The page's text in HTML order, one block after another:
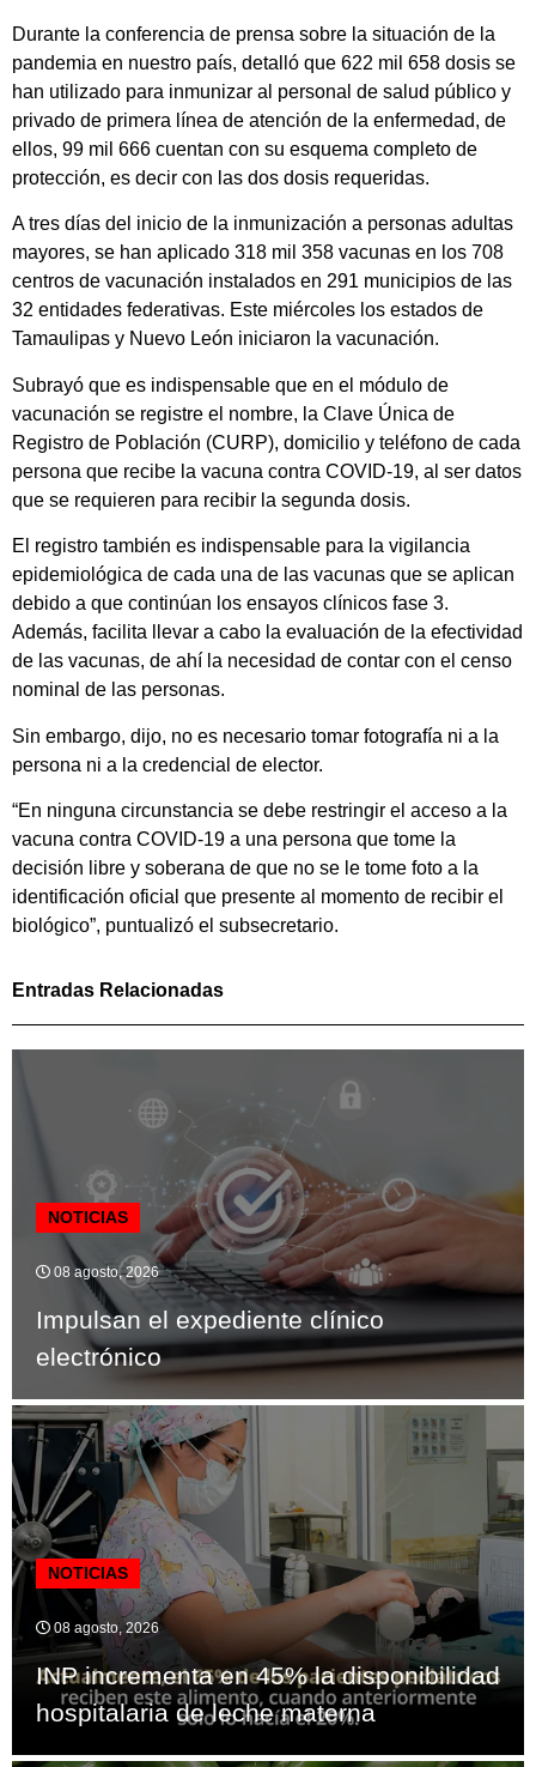
Durante la conferencia de prensa sobre la situación de la
pandemia en nuestro país, detalló que 622 mil 658 dosis se
han utilizado para inmunizar al personal de salud público y
privado de primera línea de atención de la enfermedad, de
ellos, 99 mil 666 cuentan con su esquema completo de
protección, es decir con las dos dosis requeridas.
A tres días del inicio de la inmunización a personas adultas
mayores, se han aplicado 318 mil 358 vacunas en los 708
centros de vacunación instalados en 291 municipios de las
32 entidades federativas. Este miércoles los estados de
Tamaulipas y Nuevo León iniciaron la vacunación.
Subrayó que es indispensable que en el módulo de
vacunación se registre el nombre, la Clave Única de
Registro de Población (CURP), domicilio y teléfono de cada
persona que recibe la vacuna contra COVID-19, al ser datos
que se requieren para recibir la segunda dosis.
El registro también es indispensable para la vigilancia
epidemiológica de cada una de las vacunas que se aplican
debido a que continúan los ensayos clínicos fase 3.
Además, facilita llevar a cabo la evaluación de la efectividad
de las vacunas, de ahí la necesidad de contar con el censo
nominal de las personas.
Sin embargo, dijo, no es necesario tomar fotografía ni a la
persona ni a la credencial de elector.
“En ninguna circunstancia se debe restringir el acceso a la
vacuna contra COVID-19 a una persona que tome la
decisión libre y soberana de que no se le tome foto a la
identificación oficial que presente al momento de recibir el
biológico”, puntualizó el subsecretario.
Entradas Relacionadas
NOTICIAS
08 agosto, 2026
Impulsan el expediente clínico
electrónico
NOTICIAS
08 agosto, 2026
INP incrementa en 45% la disponibilidad
hospitalaria de leche materna